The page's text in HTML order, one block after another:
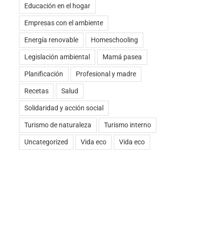
Educación en el hogar
Empresas con el ambiente
Energía renovable Homeschooling
Legislación ambiental Mamá pasea
Planificación Profesional y madre
Recetas Salud
Solidaridad y acción social
Turismo de naturaleza Turismo interno
Uncategorized Vida eco Vida eco